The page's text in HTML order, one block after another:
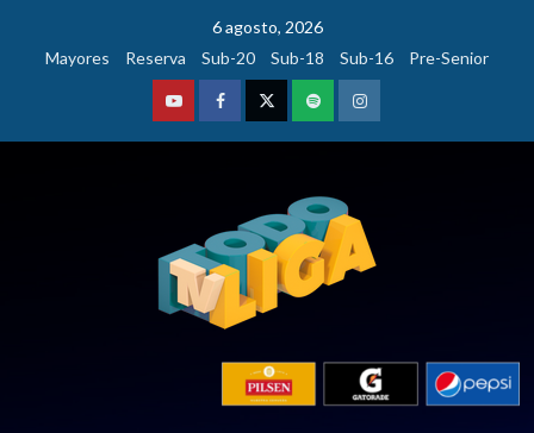
contenido
6 agosto, 2026
Mayores
Reserva Sub-20 Sub-18 Sub-16 Pre-Senior
YoutubeFacebookTwitterPodcastInstagram